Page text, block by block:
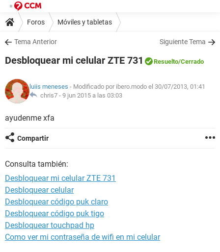
Foros Móviles y tabletas
Tema Anterior Siguiente Tema
Desbloquear mi celular ZTE 731 Resuelto/Cerrado
luiis meneses - Modificado por ibero.modo el 30/07/2013, 01:41
chris7 - 9 jun 2015 a las 03:03
ayudenme xfa
Compartir
Consulta también:
Desbloquear mi celular ZTE 731
Desbloquear celular
Desbloquear código puk claro
Desbloquear código puk tigo
Desbloquear touchpad hp
Como ver mi contraseña de wifi en mi celular